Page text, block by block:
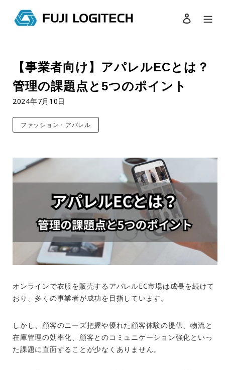
検索
ログイン
【事業者向け】アパレルECとは？
管理の課題点と5つのポイント
2024年7月10日
ファッション・アパレル
オンラインで衣服を販売するアパレルEC市場は成長を続けて
おり、多くの事業者が成功を目指しています。
しかし、顧客のニーズ把握や優れた顧客体験の提供、物流と
在庫管理の効率化、顧客とのコミュニケーション強化といっ
た課題に直面することが少なくありません。